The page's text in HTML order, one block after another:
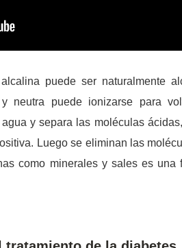
puede ser naturalmente
neutra puede ionizarse para
y separa las moléculas
Luego se eliminan las
como minerales y sales es